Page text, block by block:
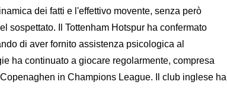
dei fatti e l'effettivo movente, senza però
sospettato. Il Tottenham Hotspur ha confermato
di aver fornito assistenza psicologica al
ha continuato a giocare regolarmente, compresa
in Champions League. Il club inglese ha